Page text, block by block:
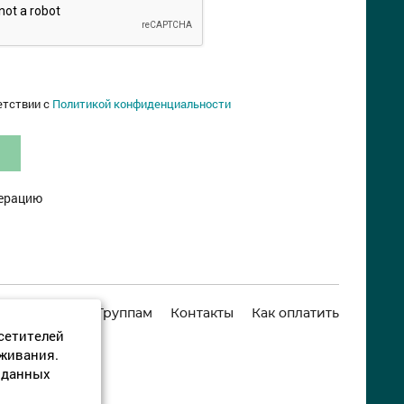
с Политикой конфиденциальности
Группам Контакты Как оплатить